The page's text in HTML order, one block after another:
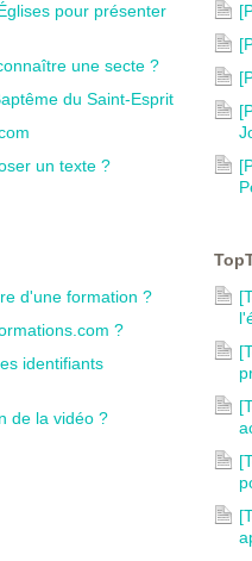
pour présenter
une secte ?
du Saint-Esprit
un texte ?
d'une formation ?
?
identifiants
de la vidéo ?